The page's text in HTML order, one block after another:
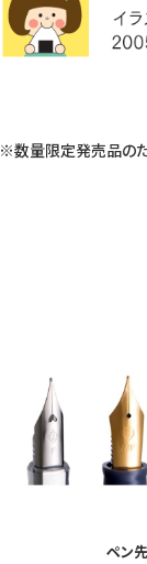
※数量限定発売品のた
ペン